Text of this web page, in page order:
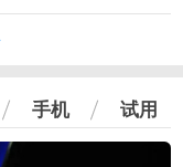
手机 试用